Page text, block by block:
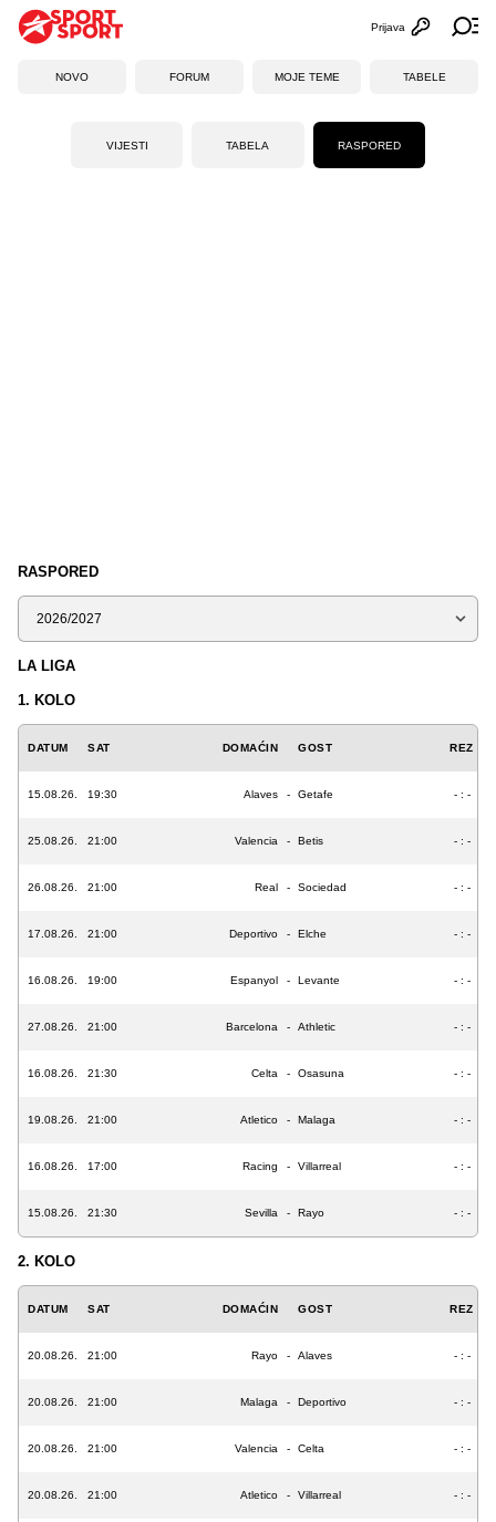
Otvori
Prijava
NOVO FORUM MOJE TEME TABELE
VIJESTI TABELA RASPORED
RASPORED
Sezona
LA LIGA
1. KOLO
DATUM SAT DOMAĆIN GOST REZ
15.08.26. 19:30 Alaves - Getafe - : -
25.08.26. 21:00 Valencia - Betis - : -
26.08.26. 21:00 Real - Sociedad - : -
17.08.26. 21:00 Deportivo - Elche - : -
16.08.26. 19:00 Espanyol - Levante - : -
27.08.26. 21:00 Barcelona - Athletic - : -
16.08.26. 21:30 Celta - Osasuna - : -
19.08.26. 21:00 Atletico - Malaga - : -
16.08.26. 17:00 Racing - Villarreal - : -
15.08.26. 21:30 Sevilla - Rayo - : -
2. KOLO
DATUM SAT DOMAĆIN GOST REZ
20.08.26. 21:00 Rayo - Alaves - : -
20.08.26. 21:00 Malaga - Deportivo - : -
20.08.26. 21:00 Valencia - Celta - : -
20.08.26. 21:00 Atletico - Villarreal - : -